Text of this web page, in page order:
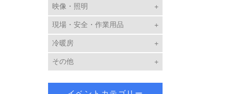
映像・照明
現場・安全・作業用品
冷暖房
その他